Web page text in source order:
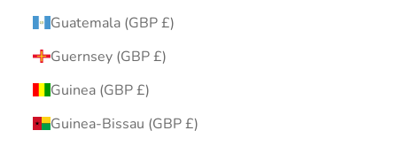
Guatemala (GBP £)
Guernsey (GBP £)
Guinea (GBP £)
Guinea-Bissau (GBP £)